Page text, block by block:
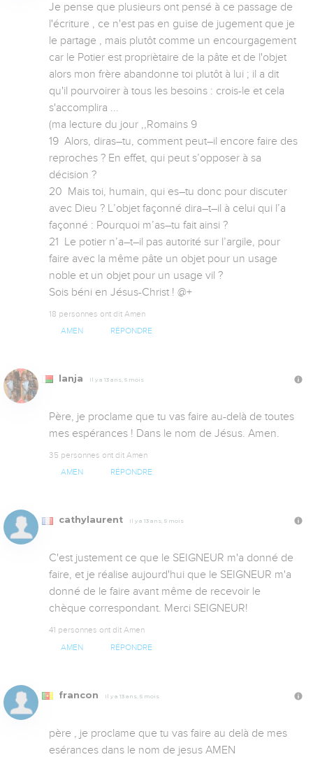
Je pense que plusieurs ont pensé à ce passage de
l'écriture , ce n'est pas en guise de jugement que je
le partage , mais plutôt comme un encourgagement
car le Potier est propriètaire de la pâte et de l'objet
alors mon frère abandonne toi plutôt à lui ; il a dit
qu'il pourvoirer à tous les besoins : crois-le et cela
s'accomplira ...
(ma lecture du jour ,,Romains 9
19  Alors, diras–tu, comment peut–il encore faire des
reproches ? En effet, qui peut s’opposer à sa
décision ?
20  Mais toi, humain, qui es–tu donc pour discuter
avec Dieu ? L’objet façonné dira–t–il à celui qui l’a
façonné : Pourquoi m’as–tu fait ainsi ?
21  Le potier n’a–t–il pas autorité sur l’argile, pour
faire avec la même pâte un objet pour un usage
noble et un objet pour un usage vil ?
Sois béni en Jésus-Christ ! @+
18 personnes ont dit Amen
AMEN RÉPONDRE
lanja Il y a 13 ans, 5 mois
Père, je proclame que tu vas faire au-delà de toutes
mes espérances ! Dans le nom de Jésus. Amen.
35 personnes ont dit Amen
AMEN RÉPONDRE
cathylaurent Il y a 13 ans, 5 mois
C'est justement ce que le SEIGNEUR m'a donné de
faire, et je réalise aujourd'hui que le SEIGNEUR m'a
donné de le faire avant même de recevoir le
chèque correspondant. Merci SEIGNEUR!
41 personnes ont dit Amen
AMEN RÉPONDRE
francon Il y a 13 ans, 5 mois
père , je proclame que tu vas faire au delà de mes
esérances dans le nom de jesus AMEN